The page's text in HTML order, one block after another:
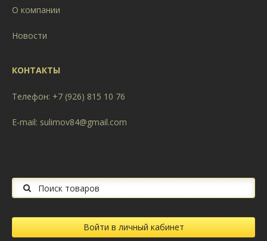
О компании
Новости
КОНТАКТЫ
Телефон: +7 (926) 815 10 76
E-mail: sulimov84@gmail.com
Войти в личный кабинет